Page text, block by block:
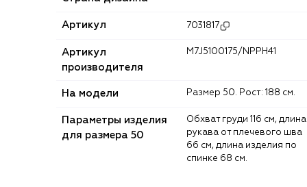
Артикул 7031817
Артикул
производителя
M7J5100175/NPPH41
На модели Размер 50. Рост: 188 см.
Параметры изделия
для размера 50
Обхват груди 116 см, длина
рукава от плечевого шва
66 см, длина изделия по
спинке 68 см.